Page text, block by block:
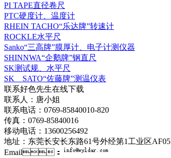
PI TAPE直径卷尺
PTC硬度计、温度计
RHEIN TACHO“乐达牌”转速计
ROCKLE水平尺
Sanko“三高牌”膜厚计、电子计测仪器
SHINNWA“企鹅牌”钢直尺
SK测试规、水平尺
SK SATO“佐藤牌”测温仪表
联系好色先生在线下载
联系人：唐小姐
联系电话：0769-85840010-820
传真：0769-85840016
移动电话：13600256492
地址：东莞长安长东路61号外经第1工业区AF05
Email：